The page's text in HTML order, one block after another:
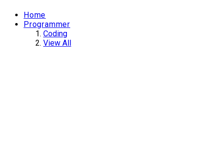
Home
Programmer
Coding
View All